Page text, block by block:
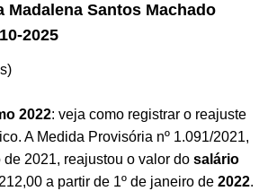
Madalena Santos Machado
2025
2022: veja como registrar o reajuste
A Medida Provisória nº 1.091/2021,
de 2021, reajustou o valor dosalário
a partir de 1º de janeiro de2022.